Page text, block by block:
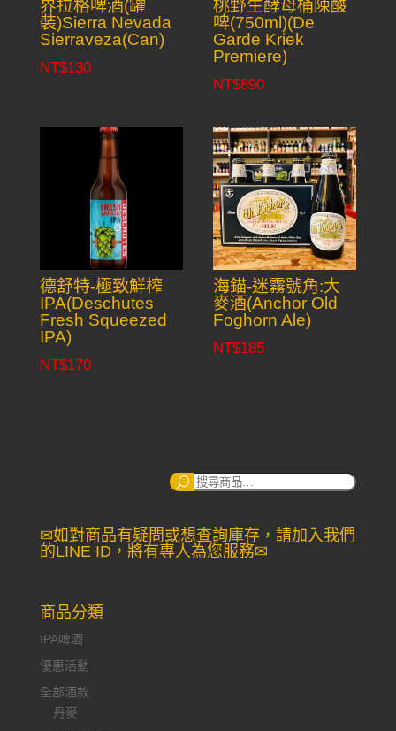
界拉格啤酒(罐
裝)Sierra Nevada
Sierraveza(Can)
NT$130
桃野生酵母桶陳酸
啤(750ml)(De
Garde Kriek
Premiere)
NT$890
德舒特-極致鮮榨
IPA(Deschutes
Fresh Squeezed
IPA)
NT$170
海錨-迷霧號角:大
麥酒(Anchor Old
Foghorn Ale)
NT$185
搜
✉如對商品有疑問或想查詢庫存，請加入我們
的LINE ID，將有專人為您服務✉
商品分類
IPA啤酒
優惠活動
全部酒款
丹麥